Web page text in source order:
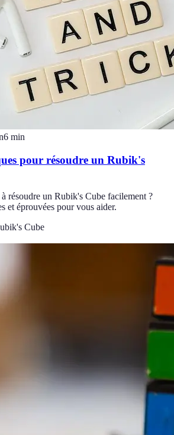
6 min
pour résoudre un Rubik's
résoudre un Rubik's Cube facilement ?
et éprouvées pour vous aider.
Cube